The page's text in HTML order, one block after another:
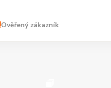
Ověřený zákazník